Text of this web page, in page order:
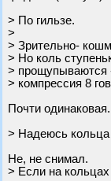
> По гильзе.
>
> Зрительно-
> Но коль
> прощупываются
> компрессия 8
Почти одинаковая.
> Надеюсь
Не, не снимал.
> Если на